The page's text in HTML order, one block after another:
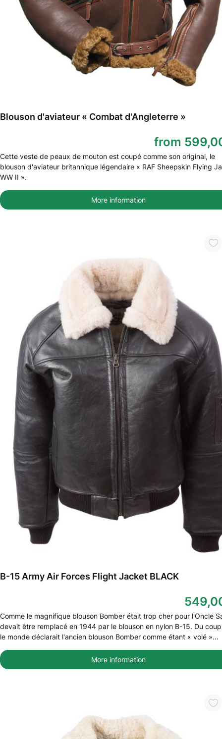
Blouson d'aviateur « Combat d'Angleterre »
from
Cette veste de peaux de mouton est coupé comme son original, le
blouson d'aviateur britannique légendaire « RAF Sheepskin Flying
WW II ».
More information
B-15 Army Air Forces Flight Jacket BLACK
Comme le magnifique blouson Bomber était trop cher pour l'Oncle
devait être remplacé en 1944 par le blouson en nylon B-15. Du
le monde déclarait l'ancien blouson Bomber comme étant « volé »...
More information